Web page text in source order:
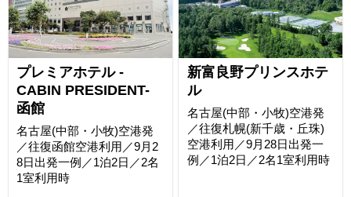
プレミアホテル -
CABIN PRESIDENT-
函館
名古屋(中部・小牧)空港発
／往復函館空港利用／9月2
8日出発一例／1泊2日／2名
1室利用時
新富良野プリンスホテ
ル
名古屋(中部・小牧)空港発
／往復札幌(新千歳・丘珠)
空港利用／9月28日出発一
例／1泊2日／2名1室利用時